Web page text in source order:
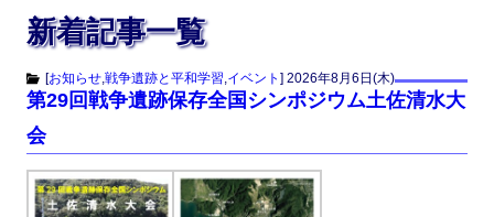
新着記事一覧
[お知らせ,戦争遺跡と平和学習,イベント ] 2026年8月6日(木)
第29回戦争遺跡保存全国シンポジウム土佐清水大
会